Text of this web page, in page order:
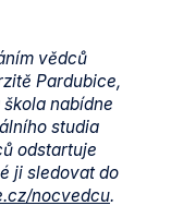
vědců
Pardubice,
nabídne
studia
odstartuje
ji sledovat do
nocvedcu.